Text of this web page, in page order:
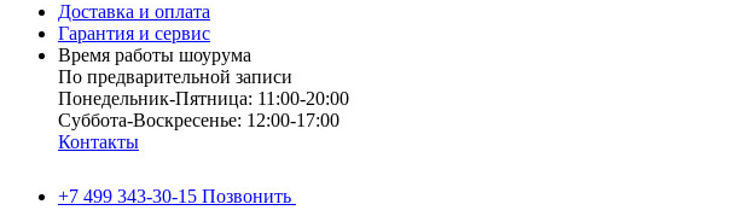
Доставка и оплата
Гарантия и сервис
Время работы шоурума
По предварительной записи
Понедельник-Пятница: 11:00-20:00
Суббота-Bоcкресенье: 12:00-17:00
Контакты
+7 499 343-30-15 Позвонить